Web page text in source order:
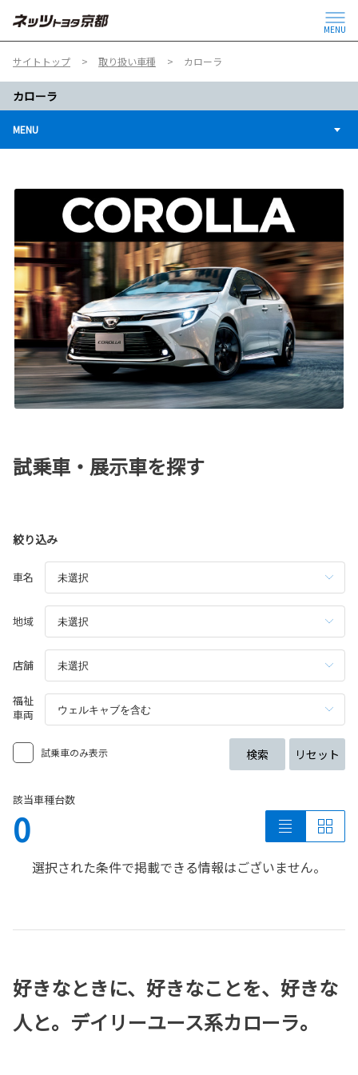
MENU
サイトトップ 取り扱い車種 カローラ
カローラ
MENU
試乗車・展示車を探す
絞り込み
車名
地域
店舗
福祉
車両
試乗車のみ表示 検索 リセット
該当車種台数
0
選択された条件で掲載できる情報はございません。
好きなときに、好きなことを、好きな
人と。デイリーユース系カローラ。